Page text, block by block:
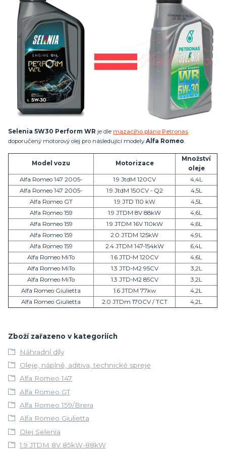
Selenia 5W30 Perform WR je dle mazacího pláno Petronas
doporučený motorový olej pro následující modelyAlfa Romeo.
Model vozu Motorizace
Množství
oleje
Alfa Romeo 147 2005-
1.9 JtdM 120CV
4,4L
Alfa Romeo 147 2005-
1.9 JtdM 150CV - Q2
4,5L
Alfa Romeo GT
1.9 JTD 110 kW
4,5L
Alfa Romeo 159
1.9 JTDM 8V 88kW
4,6L
Alfa Romeo 159
1.9 JTDM 16V 110kW
4,6L
Alfa Romeo 159
2.0 JTDM 125kW
4,9L
Alfa Romeo 159
2.4 JTDM 147-154kW
6,4L
Alfa Romeo MiTo
1.6 JTD-M 120CV
4,6L
Alfa Romeo MiTo
1.3 JTD-M2 95CV
3,2L
Alfa Romeo MiTo
1.3 JTD-M2 85CV
3,2L
Alfa Romeo Giulietta
1.6 JTDM 77kw
4,2L
Alfa Romeo Giulietta
2.0 JTDm 170CV / TCT 4,2L
Zboží zařazeno v kategoriích
Náhradní díly
Oleje, náplně, aditiva, technické spreje
Alfa Romeo 147
Alfa Romeo GT
Alfa Romeo 159/Brera
Alfa Romeo Giulietta
Olej Selenia
1.9 JTDM 8V 85kW-88kW